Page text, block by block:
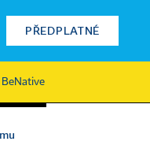
PŘEDPLATNÉ
BeNative